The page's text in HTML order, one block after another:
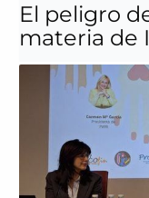
El peligro
materia de